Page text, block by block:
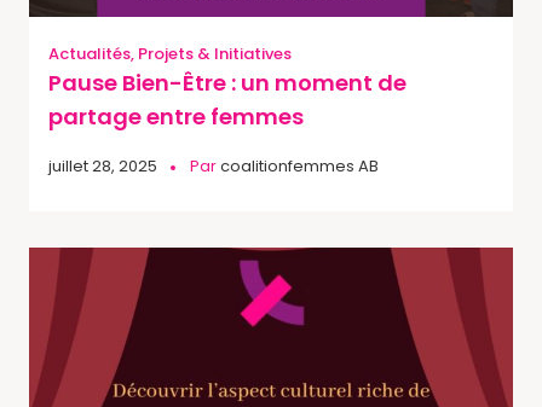
Actualités, Projets & Initiatives
Pause Bien-Être : un moment de
partage entre femmes
juillet 28, 2025 Parcoalitionfemmes AB